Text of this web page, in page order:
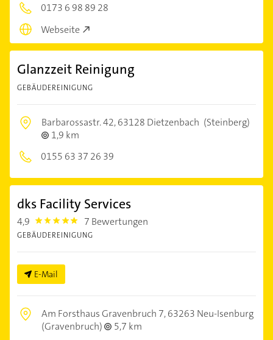
0173 6 98 89 28
Webseite
Glanzzeit Reinigung
GEBÄUDEREINIGUNG
Barbarossastr. 42,63128 Dietzenbach (Steinberg)
1,9 km
0155 63 37 26 39
dks Facility Services
4,9 4.9 7 Bewertungen
GEBÄUDEREINIGUNG
E-Mail
Am Forsthaus Gravenbruch 7,63263 Neu-Isenburg
(Gravenbruch)
5,7 km